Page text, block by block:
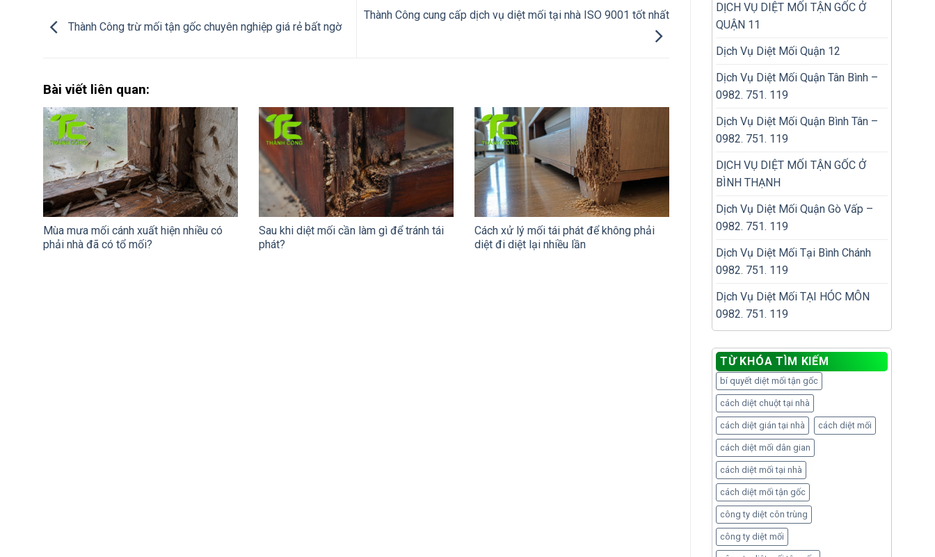
Thành Công trừ mối tận gốc chuyên nghiệp giá rẻ bất ngờ
Thành Công cung cấp dịch vụ diệt mối tại nhà ISO 9001 tốt nhất
Bài viết liên quan:
Mùa mưa mối cánh xuất hiện nhiều có
phải nhà đã có tổ mối?
Sau khi diệt mối cần làm gì để tránh tái
phát?
Cách xử lý mối tái phát để không phải
diệt đi diệt lại nhiều lần
DỊCH VỤ DIỆT MỐI TẬN GỐC Ở
QUẬN 11
Dịch Vụ Diệt Mối Quận 12
Dịch Vụ Diệt Mối Quận Tân Bình –
0982. 751. 119
Dịch Vụ Diệt Mối Quận Bình Tân –
0982. 751. 119
DỊCH VỤ DIỆT MỐI TẬN GỐC Ở
BÌNH THẠNH
Dịch Vụ Diệt Mối Quận Gò Vấp –
0982. 751. 119
Dịch Vụ Diệt Mối Tại Bình Chánh
0982. 751. 119
Dịch Vụ Diệt Mối TẠI HÓC MÔN
0982. 751. 119
TỪ KHÓA TÌM KIẾM
bí quyết diệt mối tận gốc
cách diệt chuột tại nhà
cách diệt gián tại nhà cách diệt mối
cách diệt mối dân gian
cách diệt mối tại nhà
cách diệt mối tận gốc
công ty diệt côn trùng
công ty diệt mối